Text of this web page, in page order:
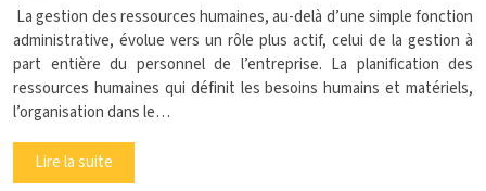
La gestion des ressources humaines, au-delà d’une simple fonction
administrative, évolue vers un rôle plus actif, celui de la gestion à
part entière du personnel de l’entreprise. La planification des
ressources humaines qui définit les besoins humains et matériels,
l’organisation dans le…
Lire la suite